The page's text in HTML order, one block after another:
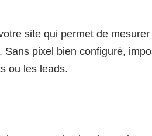
site qui permet de
Sans pixel bien configuré,
ou les leads.